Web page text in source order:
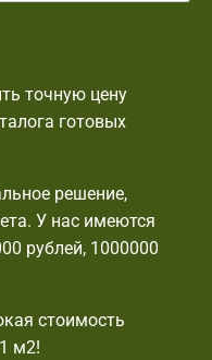
точную цену
готовых
решение,
У нас имеются
рублей, 1000000
стоимость
м2!